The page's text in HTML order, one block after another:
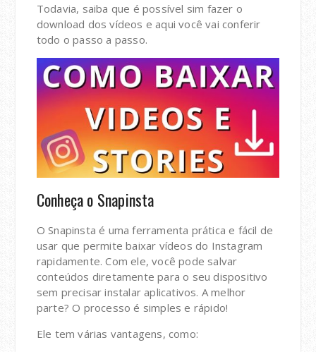
Todavia, saiba que é possível sim fazer o
download dos vídeos e aqui você vai conferir
todo o passo a passo.
Conheça o Snapinsta
O Snapinsta é uma ferramenta prática e fácil de
usar que permite baixar vídeos do Instagram
rapidamente. Com ele, você pode salvar
conteúdos diretamente para o seu dispositivo
sem precisar instalar aplicativos. A melhor
parte? O processo é simples e rápido!
Ele tem várias vantagens, como: